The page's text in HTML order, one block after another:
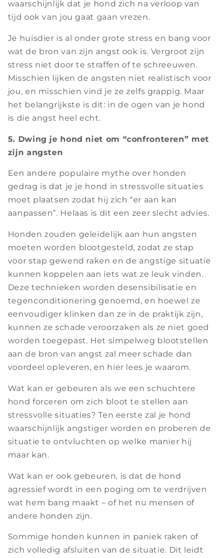
waarschijnlijk dat je hond zich na verloop van
tijd ook van jou gaat gaan vrezen.
Je huisdier is al onder grote stress en bang voor
wat de bron van zijn angst ook is. Vergroot zijn
stress niet door te straffen of te schreeuwen.
Misschien lijken de angsten niet realistisch voor
jou, en misschien vind je ze zelfs grappig. Maar
het belangrijkste is dit: in de ogen van je hond
is die angst heel echt.
5. Dwing je hond niet om “confronteren” met
zijn angsten
Een andere populaire mythe over honden
gedrag is dat je je hond in stressvolle situaties
moet plaatsen zodat hij zich “er aan kan
aanpassen”. Helaas is dit een zeer slecht advies.
Honden zouden geleidelijk aan hun angsten
moeten worden blootgesteld, zodat ze stap
voor stap gewend raken en de angstige situatie
kunnen koppelen aan iets wat ze leuk vinden.
Deze technieken worden desensibilisatie en
tegenconditionering genoemd, en hoewel ze
eenvoudiger klinken dan ze in de praktijk zijn,
kunnen ze schade veroorzaken als ze niet goed
worden toegepast. Het simpelweg blootstellen
aan de bron van angst zal meer schade dan
voordeel opleveren, en hier lees je waarom.
Wat kan er gebeuren als we een schuchtere
hond forceren om zich bloot te stellen aan
stressvolle situaties? Ten eerste zal je hond
waarschijnlijk angstiger worden en proberen de
situatie te ontvluchten op welke manier hij
maar kan.
Wat kan er ook gebeuren, is dat de hond
agressief wordt in een poging om te verdrijven
wat hem bang maakt – of het nu mensen of
andere honden zijn.
Sommige honden kunnen in paniek raken of
zich volledig afsluiten van de situatie. Dit leidt